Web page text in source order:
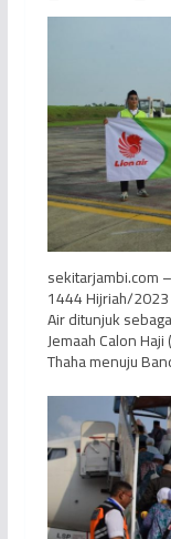
sekitarjambi.com
1444 Hijriah/2023
Air ditunjuk
Jemaah Calon
Thaha menuju